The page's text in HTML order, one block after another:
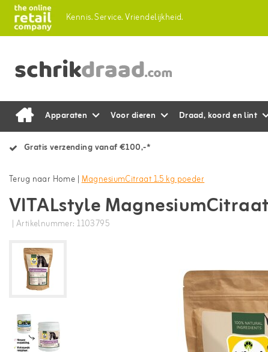
Kennis.Service.Vriendelijkheid.
Apparaten Voor dieren Draad, koord en lint
Gratis verzending vanaf €100,-*
Terug naar Home |MagnesiumCitraat 1.5 kg poeder
VITALstyle
| Artikelnummer: 1103795